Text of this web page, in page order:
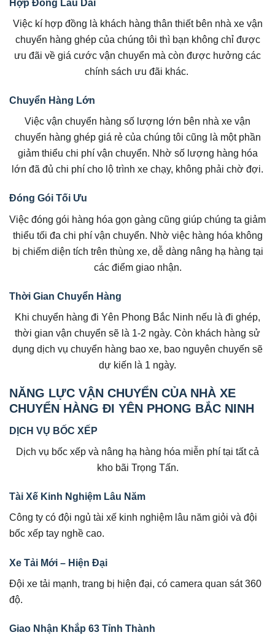
Hợp Đồng Lâu Dài
Việc kí hợp đồng là khách hàng thân thiết bên nhà xe vận
chuyển hàng ghép của chúng tôi thì bạn không chỉ được
ưu đãi về giá cước vận chuyển mà còn được hưởng các
chính sách ưu đãi khác.
Chuyển Hàng Lớn
Việc vận chuyển hàng số lượng lớn bên nhà xe vận
chuyển hàng ghép giá rẻ của chúng tôi cũng là một phần
giảm thiểu chi phí vận chuyển. Nhờ số lượng hàng hóa
lớn đã đủ chi phí cho lộ trình xe chạy, không phải chờ đợi.
Đóng Gói Tối Ưu
Việc đóng gói hàng hóa gọn gàng cũng giúp chúng ta giảm
thiểu tối đa chi phí vận chuyển. Nhờ việc hàng hóa không
bị chiếm diện tích trên thùng xe, dễ dàng nâng hạ hàng tại
các điểm giao nhận.
Thời Gian Chuyển Hàng
Khi chuyển hàng đi Yên Phong Bắc Ninh nếu là đi ghép,
thời gian vận chuyển sẽ là 1-2 ngày. Còn khách hàng sử
dụng dịch vụ chuyển hàng bao xe, bao nguyên chuyến sẽ
dự kiến là 1 ngày.
NĂNG LỰC VẬN CHUYỂN CỦA NHÀ XE
CHUYỂN HÀNG ĐI YÊN PHONG BẮC NINH
DỊCH VỤ BỐC XẾP
Dịch vụ bốc xếp và nâng hạ hàng hóa miễn phí tại tất cả
kho bãi Trọng Tấn.
Tài Xế Kinh Nghiệm Lâu Năm
Công ty có đội ngủ tài xế kinh nghiệm lâu năm giỏi và đội
bốc xếp tay nghề cao.
Xe Tải Mới – Hiện Đại
Đội xe tải mạnh, trang bị hiện đại, có camera quan sát 360
độ.
Giao Nhận Khắp 63 Tỉnh Thành